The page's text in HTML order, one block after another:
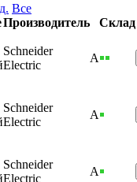
Все
Производитель
Склад
Schneider
Electric
А
Schneider
Electric
А
Schneider
Electric
А